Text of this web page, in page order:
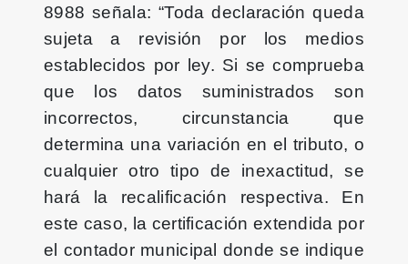
8988 señala: “Toda declaración queda
sujeta a revisión por los medios
establecidos por ley. Si se comprueba
que los datos suministrados son
incorrectos, circunstancia que
determina una variación en el tributo, o
cualquier otro tipo de inexactitud, se
hará la recalificación respectiva. En
este caso, la certificación extendida por
el contador municipal donde se indique